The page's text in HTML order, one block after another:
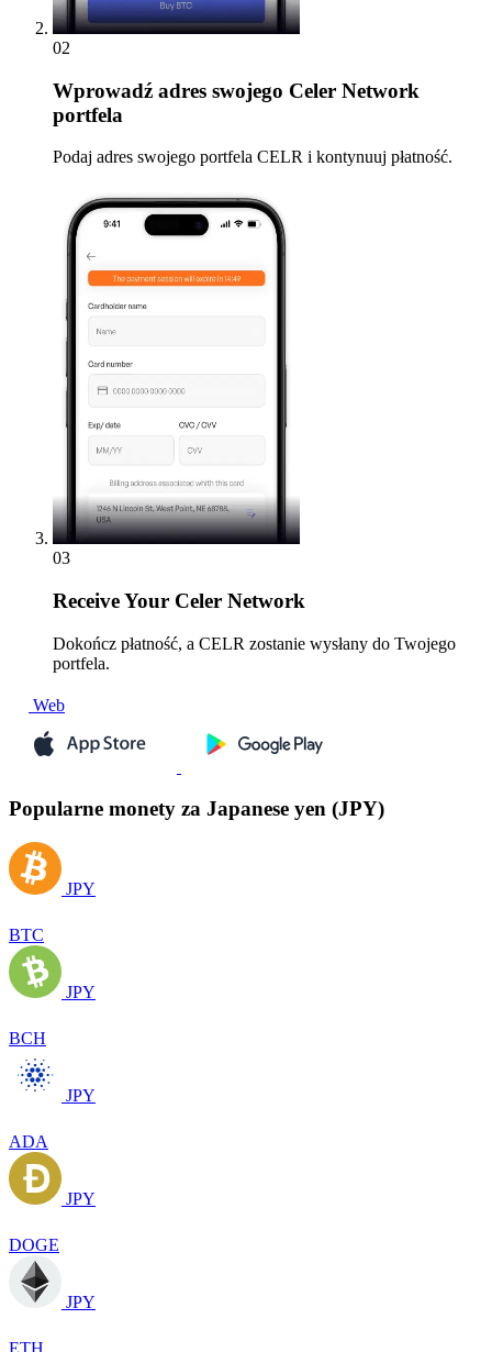
02
Wprowadź adres swojego Celer Network
portfela
Podaj adres swojego portfela CELR i kontynuuj płatność.
03
ReceiveYour Celer Network
Dokończ płatność, a CELR zostanie wysłany do Twojego
portfela.
Web
Popularne monety za Japanese yen (JPY)
JPY
BTC
JPY
BCH
JPY
ADA
JPY
DOGE
JPY